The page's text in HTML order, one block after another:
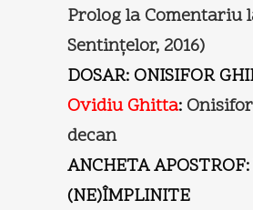
Prolog la Comentariu
Sentinţelor, 2016)
DOSAR: ONISIFOR
Ovidiu Ghitta:
decan
ANCHETA
(NE)ÎMPLINITE